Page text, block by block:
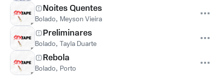
Noites Quentes
Bolado, Meyson Vieira
Preliminares
Bolado, Tayla Duarte
Rebola
Bolado, Porto